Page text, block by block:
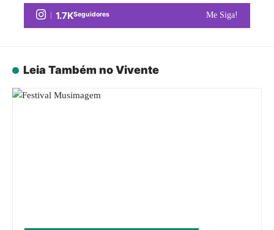
1.7KSeguidores Me Siga!
Leia Também no Vivente